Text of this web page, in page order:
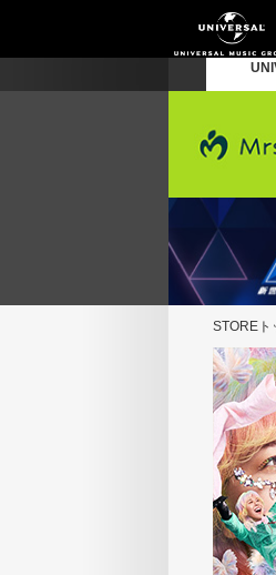
STOREト